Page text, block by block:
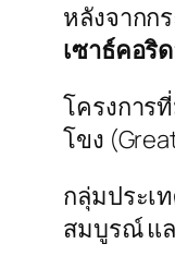
หลังจากก
เซาธ์คอริ
โครงการ
โขง
กลุ่มประเ
สมบูรณ์ แ